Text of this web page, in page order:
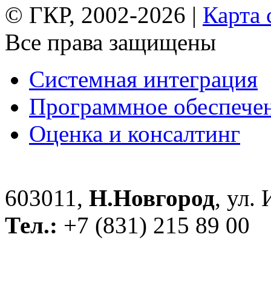
© ГКР, 2002-2026 | Карта
Все права защищены
Системная интеграция
Программное
Оценка и консалтинг
603011, Н.Новгород, ул.
Тел.: +7 (831) 215 89 00